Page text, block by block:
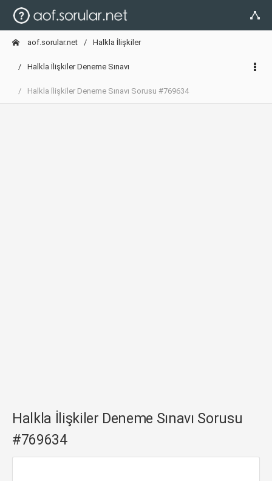
aof.sorular.net Halkla İlişkiler
Halkla İlişkiler Deneme Sınavı
Halkla İlişkiler Deneme Sınavı Sorusu #769634
Halkla İlişkiler Deneme Sınavı Sorusu
#769634